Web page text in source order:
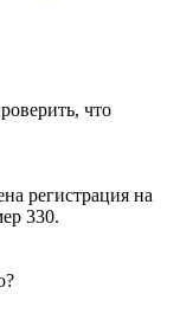
что
регистрация на
330.